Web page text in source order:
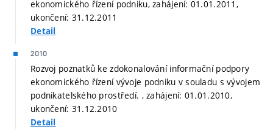
ekonomického řízení podniku, zahájení: 01.01.2011,
ukončení: 31.12.2011
Detail
2010
Rozvoj poznatků ke zdokonalování informační podpory
ekonomického řízení vývoje podniku v souladu s vývojem
podnikatelského prostředí. , zahájení: 01.01.2010,
ukončení: 31.12.2010
Detail